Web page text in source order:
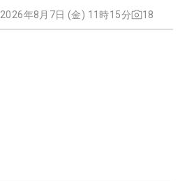
2026年8月7日 (金) 11時15分 18